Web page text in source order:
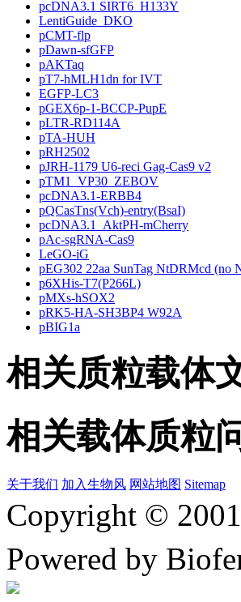
pcDNA3.1 SIRT6_H133Y
LentiGuide_DKO
pCMT-flp
pDawn-sfGFP
pAKTaq
pT7-hMLH1dn for IVT
EGFP-LC3
pGEX6p-1-BCCP-PupE
pLTR-RD114A
pTA-HUH
pRH2502
pJRH-1179 U6-reci Gag-Cas9 v2
pTM1_VP30_ZEBOV
pcDNA3.1-ERBB4
pQCasTns(Vch)-entry(BsaI)
pcDNA3.1_AktPH-mCherry
pAc-sgRNA-Cas9
LeGO-iG
pEG302 22aa SunTag NtDRMcd (no
p6XHis-T7(P266L)
pMXs-hSOX2
pRK5-HA-SH3BP4 W92A
pBIG1a
相关质粒载体
相关载体质粒
关于我们 加入生物风 网站地图 Sitemap
Copyright ©
Powered by